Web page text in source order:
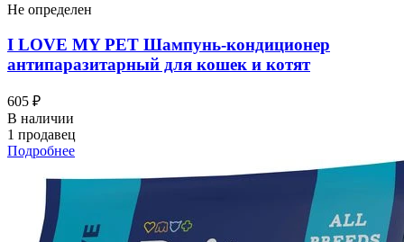
Не определен
I LOVЕ MY PET Шампунь-кондиционер
антипаразитарный для кошек и котят
605 ₽
В наличии
1 продавец
Подробнее